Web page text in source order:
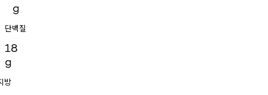
g
단백질
18
g
방